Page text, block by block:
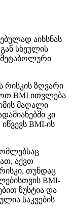
აიხსნას
სხეულის
მეტაბოლური
რისკის ზღვარი
BMI ითვლება
მაღალი
კი
BMI-ის
აქვთ
თუნდაც
BMI-
ზუსტია და
საკვების